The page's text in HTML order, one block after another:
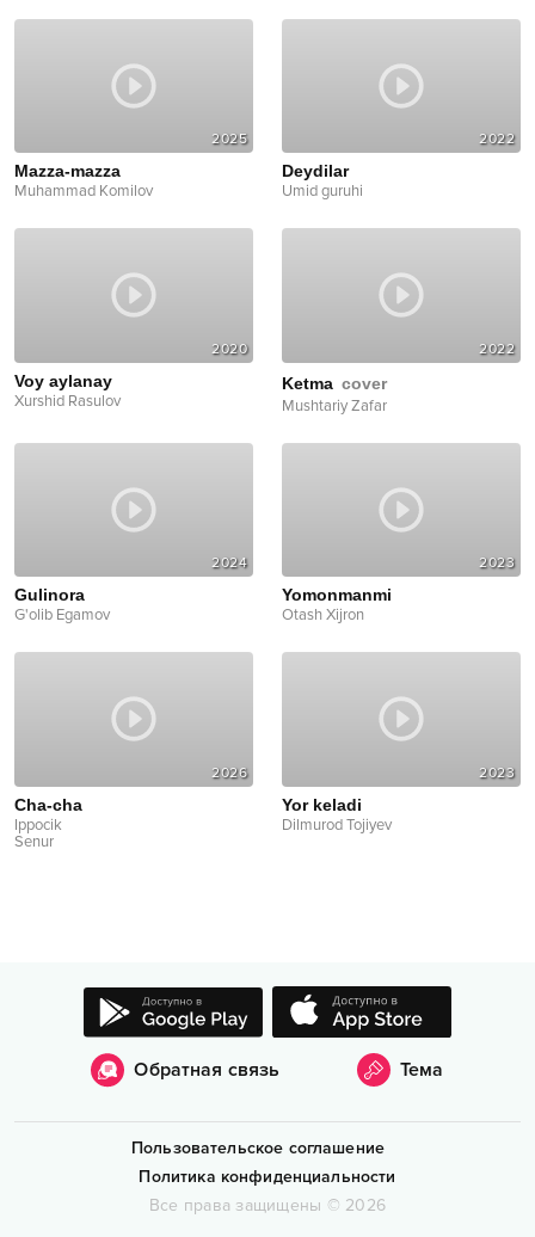
2025
Mazza-mazza
Muhammad Komilov
2022
Deydilar
Umid guruhi
2020
Voy aylanay
Xurshid Rasulov
2022
Ketma cover
Mushtariy Zafar
2024
Gulinora
G'olib Egamov
2023
Yomonmanmi
Otash Xijron
2026
Cha-cha
Ippocik
Senur
2023
Yor keladi
Dilmurod Tojiyev
Обратная связь Тема
Пользовательское соглашение
Политика конфиденциальности
Все права защищены © 2026